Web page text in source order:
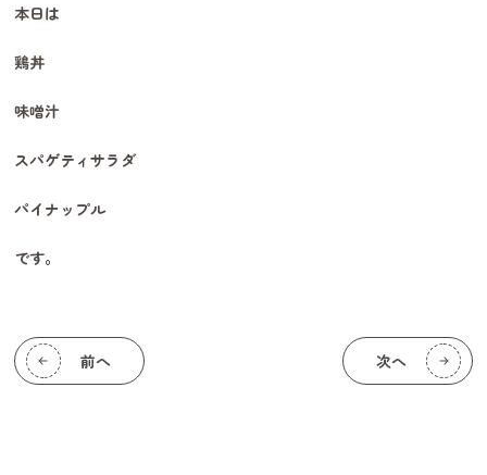
本日は
鶏丼
味噌汁
スパゲティサラダ
パイナップル
です。
前へ 次へ